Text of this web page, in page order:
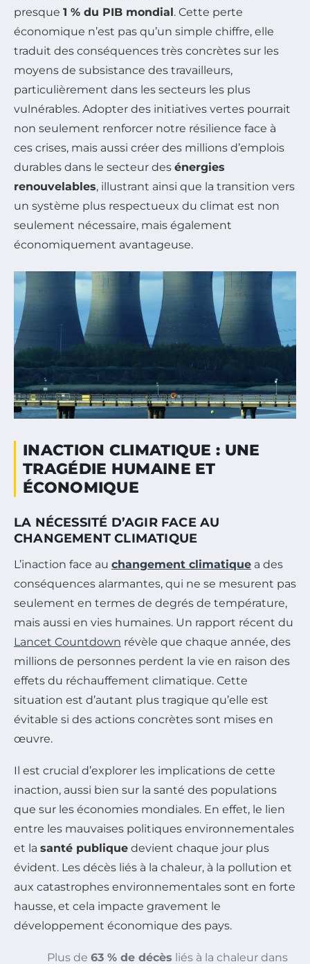
presque 1 % du PIB mondial. Cette perte
économique n’est pas qu’un simple chiffre, elle
traduit des conséquences très concrètes sur les
moyens de subsistance des travailleurs,
particulièrement dans les secteurs les plus
vulnérables. Adopter des initiatives vertes pourrait
non seulement renforcer notre résilience face à
ces crises, mais aussi créer des millions d’emplois
durables dans le secteur des énergies
renouvelables, illustrant ainsi que la transition vers
un système plus respectueux du climat est non
seulement nécessaire, mais également
économiquement avantageuse.
INACTION CLIMATIQUE : UNE
TRAGÉDIE HUMAINE ET
ÉCONOMIQUE
LA NÉCESSITÉ D’AGIR FACE AU
CHANGEMENT CLIMATIQUE
L’inaction face au changement climatique a des
conséquences alarmantes, qui ne se mesurent pas
seulement en termes de degrés de température,
mais aussi en vies humaines. Un rapport récent du
Lancet Countdown révèle que chaque année, des
millions de personnes perdent la vie en raison des
effets du réchauffement climatique. Cette
situation est d’autant plus tragique qu’elle est
évitable si des actions concrètes sont mises en
œuvre.
Il est crucial d’explorer les implications de cette
inaction, aussi bien sur la santé des populations
que sur les économies mondiales. En effet, le lien
entre les mauvaises politiques environnementales
et la santé publique devient chaque jour plus
évident. Les décès liés à la chaleur, à la pollution et
aux catastrophes environnementales sont en forte
hausse, et cela impacte gravement le
développement économique des pays.
Plus de 63 % de décès liés à la chaleur dans